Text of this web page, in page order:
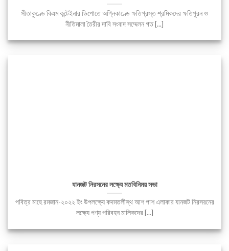
সীতাকুণ্ডে বিএম কন্টেইনার ডিপোতে অগ্নিকাণ্ডে ক্ষতিগ্রস্ত শ্রমিকদের ক্ষতিপূরন ও
নীতিমালা তৈরীর দাবি সংবাদ সম্মেলন গত [...]
যানজট নিরসনের লক্ষ্যে মতবিনিময় সভা
পবিত্র মাহে রমজান-২০২২ ইং উপলক্ষ্যে কদমতলীস্থ আশ পাশ এলাকার যানজট নিরসরনের
লক্ষ্যে পণ্য পরিবহন মালিকদের [...]